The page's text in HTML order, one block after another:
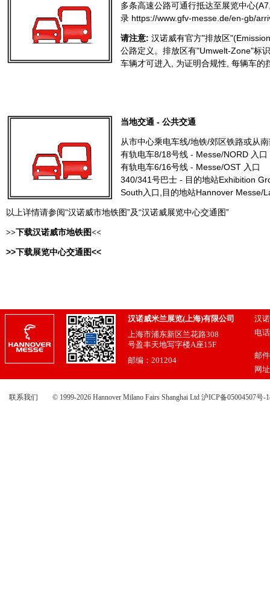
多条高速公路可通行抵达至展览中心
录 https://www.gfv-messe.de/en-gb/
请注意: 汉诺威有官方"排放区
公路定义。排放区有"Umwelt-Zone"标
车辆才可进入, 为证明合规性, 每辆车的
当地交通 - 公共交通
从市中心乘电车线/地铁/郊区铁路或从
有轨电车8/18号线 - Messe/NORD 入口
有轨电车6/16号线 - Messe/OST 入口
340/341号巴士 - 目的地站Exhibition
South入口,目的地站Hannover Messe/
以上详情请参阅“汉诺威市地铁图”及“汉诺威展览中心交通图”
>>下载汉诺威市地铁图<<
>>下载展览中心交通图<<
汉诺威米兰展览(上海)有限公司
上海市浦东新区兰花路308
号盈丰天地写字楼A座15F
邮编：201204
汉
电
邮
网
联系我们 © 1999-2026 Hannover Milano Fairs Shanghai Ltd 沪ICP备05004507号-